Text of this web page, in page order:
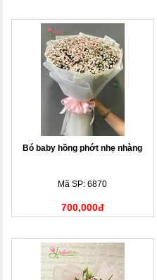
Bó baby hồng phớt nhẹ nhàng
Mã SP: 6870
700,000đ